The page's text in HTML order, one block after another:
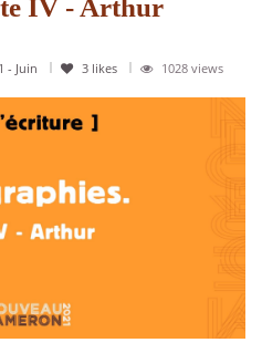
IV - Arthur
- Juin 3 likes 1028 views